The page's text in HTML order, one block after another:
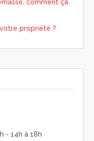
comment ça
propriété ?
- 14h à 18h